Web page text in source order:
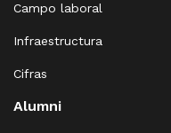
Campo laboral
Infraestructura
Cifras
Alumni